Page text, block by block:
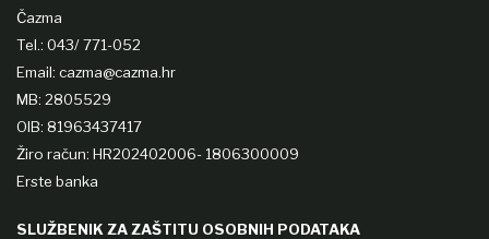
Čazma
Tel.: 043/ 771-052
Email: cazma@cazma.hr
MB: 2805529
OIB: 81963437417
Žiro račun: HR202402006- 1806300009
Erste banka
SLUŽBENIK ZA ZAŠTITU OSOBNIH PODATAKA